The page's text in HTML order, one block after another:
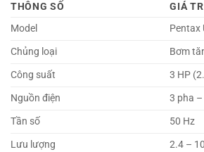
THÔNG SỐ
GIÁ
Model
Pentax
Chủng loại
Bơm
Công suất
3 HP
Nguồn điện
3 pha
Tần số
50 Hz
Lưu lượng
2.4 –